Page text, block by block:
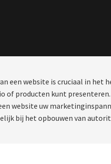
een website is cruciaal in het
of producten kunt
website uw
bij het opbouwen van